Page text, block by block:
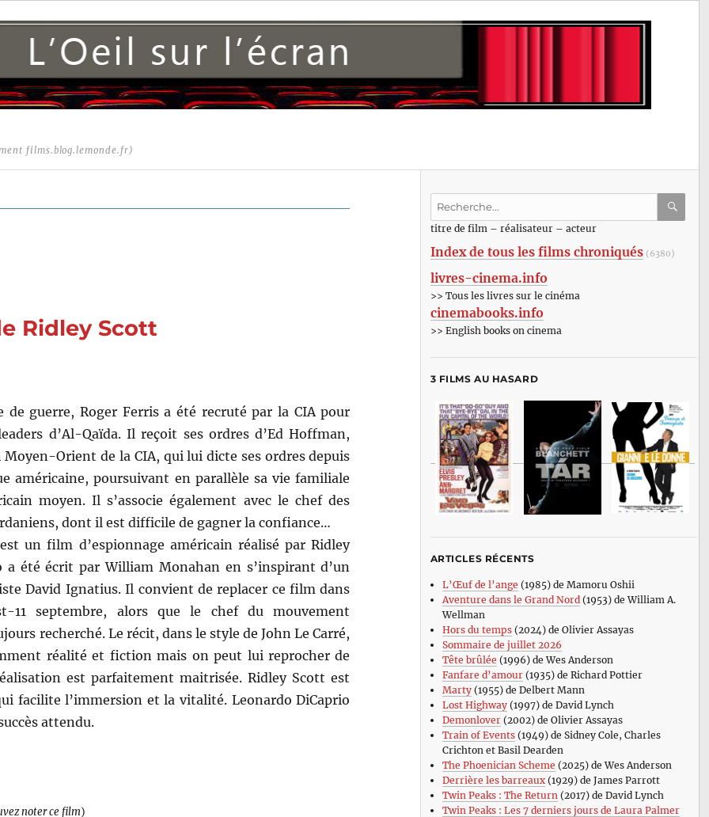
films.blog.lemonde.fr)
Ridley Scott
de guerre, Roger Ferris a été recruté par la CIA pour
d’Al-Qaïda. Il reçoit ses ordres d’Ed Hoffman,
Orient de la CIA, qui lui dicte ses ordres depuis
américaine, poursuivant en parallèle sa vie familiale
moyen. Il s’associe également avec le chef des
dont il est difficile de gagner la confiance…
un film d’espionnage américain réalisé par Ridley
a été écrit par William Monahan en s’inspirant d’un
David Ignatius. Il convient de replacer ce film dans
11 septembre, alors que le chef du mouvement
recherché. Le récit, dans le style de John Le Carré,
réalité et fiction mais on peut lui reprocher de
est parfaitement maitrisée. Ridley Scott est
facilite l’immersion et la vitalité. Leonardo DiCaprio
attendu.
noter ce film)
Recherche
:titre de film – réalisateur – acteur
Index de tous les films chroniqués (6380)
livres-cinema.info
>> Tous les livres sur le cinéma
cinemabooks.info
>> English books on cinema
3 FILMS AU HASARD
ARTICLES RÉCENTS
L’Œuf de l’ange (1985) de Mamoru Oshii
Aventure dans le Grand Nord(1953) de William A.
Wellman
Hors du temps(2024) de Olivier Assayas
Sommaire de juillet 2026
Tête brûlée (1996) de Wes Anderson
Fanfare d’amour(1935) de Richard Pottier
Marty(1955) de Delbert Mann
Lost Highway(1997) de David Lynch
Demonlover(2002) de Olivier Assayas
Train of Events(1949) de Sidney Cole, Charles
Crichton et Basil Dearden
The Phoenician Scheme (2025) de Wes Anderson
Derrière les barreaux(1929) de James Parrott
Twin Peaks : The Return(2017) de David Lynch
Twin Peaks : Les 7 derniers jours de Laura Palmer